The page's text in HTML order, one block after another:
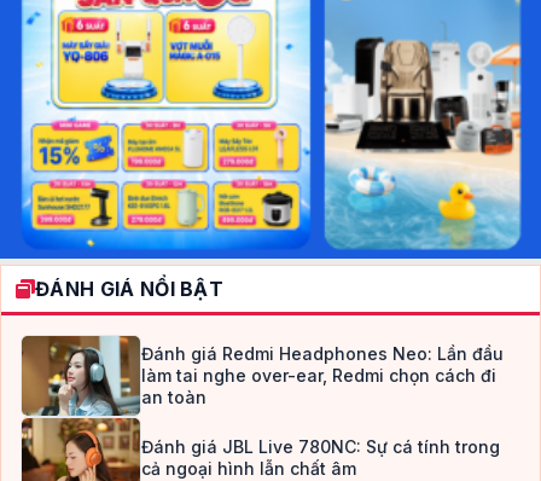
ĐÁNH GIÁ NỔI BẬT
Đánh giá Redmi Headphones Neo: Lần đầu
làm tai nghe over-ear, Redmi chọn cách đi
an toàn
Đánh giá JBL Live 780NC: Sự cá tính trong
cả ngoại hình lẫn chất âm